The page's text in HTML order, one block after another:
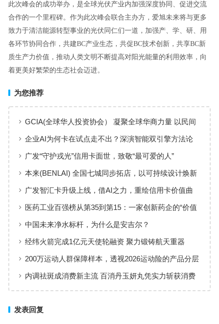
此次峰会的成功举办，是全球光伏产业内加强深度协同、促进交流
合作的一个里程碑。作为此次峰会联合主办方，爱旭未来将与更多
致力于清洁能源转型事业的光伏同仁们一道，加强产、学、研、用
各环节协同合作，共建BC产业生态，共促BC技术创新，共享BC新
质生产力价值，推动人类文明不断提高对阳光能量的利用效率，向
着更美好繁荣的生态社会迈进。
为您推荐
GCIA(全球华人投资协会） 凝聚全球华商力量 以民间
交流赋能从业者共同成长
企业AI为何卡在试点走不出？深演智能双引擎方法论
回答：卡点不在模型，而在使用方式
广发“守护戎光”信用卡面世，致敬“最可爱的人”
本来(BENLAI) 全国七城同步拓店，以可持续设计焕新
品牌体验
广发智汇卡升级上线，借AI之力，重绘信用卡价值曲
线
医药工业百强榜从第35到第15：一家创新药企的“价值
增长”样本
中国未来净水标杆，为什么是安吉尔？
经纬火箭完成1亿元天使轮融资 聚力锻铸航天重器
200万运动人群保障样本，透视2026运动险的产品分层
与适配逻辑
内调祛斑成消费新主流 百消丹玉妍丸凭实力斩获消费
发表回复